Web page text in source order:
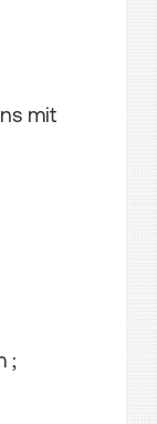
mit
;